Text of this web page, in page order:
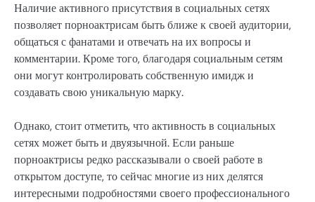
Наличие активного присутствия в социальных сетях
позволяет порноактрисам быть ближе к своей аудитории,
общаться с фанатами и отвечать на их вопросы и
комментарии. Кроме того, благодаря социальным сетям
они могут контролировать собственную имидж и
создавать свою уникальную марку.
Однако, стоит отметить, что активность в социальных
сетях может быть и двуязычной. Если раньше
порноактрисы редко рассказывали о своей работе в
открытом доступе, то сейчас многие из них делятся
интересными подробностями своего профессионального